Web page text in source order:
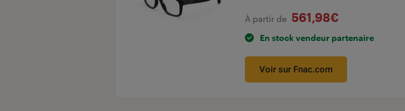
À partir de 561,98€
En stock vendeur partenaire
Voir sur Fnac.com